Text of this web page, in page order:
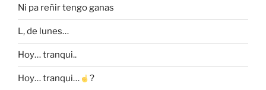
Ni pa reñir tengo ganas
L, de lunes…
Hoy… tranqui..
Hoy… tranqui… ?